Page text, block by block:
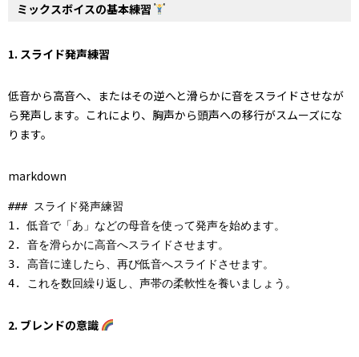
ミックスボイスの基本練習
1. スライド発声練習
低音から高音へ、またはその逆へと滑らかに音をスライドさせなが
ら発声します。これにより、胸声から頭声への移行がスムーズにな
ります。
markdown
### スライド発声練習
1. 低音で「あ」などの母音を使って発声を始めます。
2. 音を滑らかに高音へスライドさせます。
3. 高音に達したら、再び低音へスライドさせます。
2. ブレンドの意識